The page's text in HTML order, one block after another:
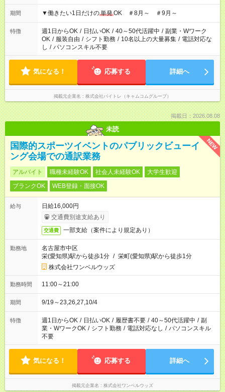
▼18:00～21:00
期間 ▼働きたい1日だけの単発OK ＃8月～ ＃9月～
特徴 週1日からOK / 日払いOK / 40～50代活躍中 / 副業・Wワーク
OK / 服装自由 / シフト勤務 / 10名以上の大量募集 / 電話対応な
し / パソコンスキル不要
気になる！ 応募する 詳細へ
掲載元企業名 株式会社バイトレ（キャムコムグループ）
掲載日：2026.08.08
未読
NEW
国際的スポーツイベントのパブリックビューイ
ング会場での通訳業務
アルバイト 職種未経験OK 社会人未経験OK
大学生歓迎
ブランクOK
WEB登録・面接OK
給与
日給16,000円
交通費別途支給あり
交通費 一部支給（案件により規定あり）
勤務地
名古屋市中区
栄(愛知県)駅から徒歩1分 / 栄町(愛知県)駅から徒歩1分
株式会社ワンベルウッズ
勤務時間 11:00～21:00
期間 9/19～23,26,27,10/4
特徴 週1日からOK / 日払いOK / 履歴書不要 / 40～50代活躍中 / 副
業・WワークOK / シフト勤務 / 電話対応なし / パソコンスキル
不要
気になる！ 応募する 詳細へ
掲載元企業名 株式会社ワンベルウッズ